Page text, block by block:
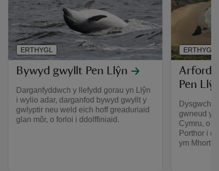
Bywyd gwyllt Pen Llŷn
Darganfyddwch y llefydd gorau yn Llŷn
i wylio adar, darganfod bywyd gwyllt y
gwlyptir neu weld eich hoff greaduriaid
glan môr, o forloi i ddolffiniaid.
ERTHYGL
Pen
Dysgwch
gwneud
Cymru, o
Porthor i
ym Mhorth
ERTHYGL